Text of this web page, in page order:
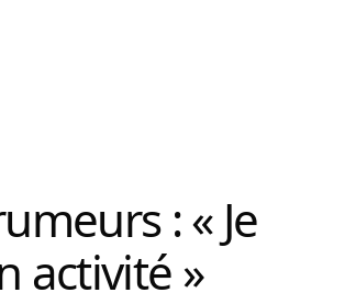
: « Je
activité »